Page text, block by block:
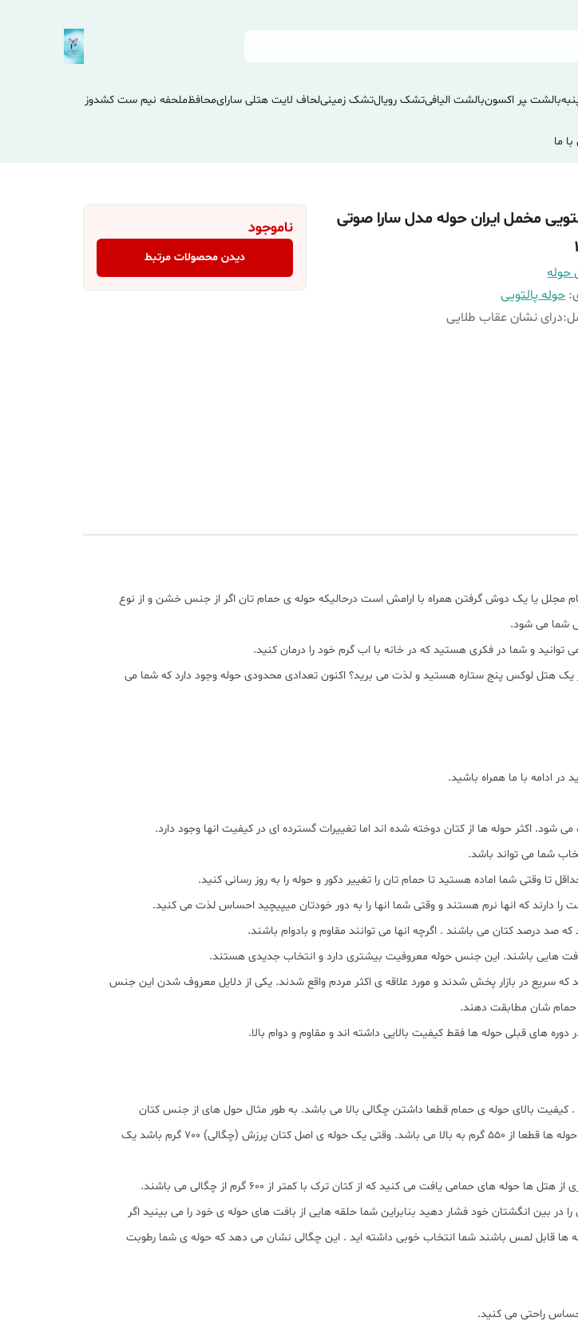
بالشت ‍‍‍پر اکسونبالشت الیافیتشک رویالتشک زمینیلحاف لایت هتلی سارایمحافظملحفه نیم ست کشدوز
ما
مخمل ایران حوله مدل سارا صوتی
حوله
:حوله پالتویی
:درای نشان عقاب طلایی
ناموجود
دیدن محصولات مرتبط
مجلل یا یک دوش گرفتن همراه با ارامش است درحالیکه حوله ی حمام تان اگر از جنس خشن و از نوع
شما می شود.
و شما در فکری هستید که در خانه با اب گرم خود را درمان کنید.
هتل لوکس پنج ستاره هستید و لذت می برید؟ اکنون تعدادی محدودی حوله وجود دارد که شما می
ادامه با ما همراه باشید.
اکثر حوله ها از کتان دوخته شده اند اما تغییرات گسترده ای در کیفیت انها وجود دارد.
شما می تواند باشد.
تا وقتی شما اماده هستید تا حمام تان را تغییر دکور و حوله را به روز رسانی کنید.
دارند که انها نرم هستند و وقتی شما انها را به دور خودتان میپیچید احساس لذت می کنید.
صد درصد کتان می باشند . اگرچه انها می توانند مقاوم و بادوام باشند.
هایی باشند. این جنس حوله معروفیت بیشتری دارد و انتخاب جدیدی هستند.
که سریع در بازار پخش شدند و مورد علاقه ی اکثر مردم واقع شدند. یکی از دلایل معروف شدن این جنس
حمام شان مطابقت دهند.
های قبلی حوله ها فقط کیفیت بالایی داشته اند و مقاوم و دوام بالا.
کیفیت بالای حوله ی حمام قطعا داشتن چگالی بالا می باشد. به طور مثال حول های از جنس کتان
مصری چگالی شان از 250 گرم می باشد.شما می توانید ان را تهیه کنید. بالاترین کیفیت حوله ها قطعا از 550 گرم به بالا می باشد. وقتی یک حوله ی اصل کتان پرزش (چگالی) 700 گرم باشد یک
بین انگشتان خود فشار دهید بنابراین شما حلقه هایی از بافت های حوله ی خود را می بینید اگر
ها قابل لمس باشند شما انتخاب خوبی داشته اید . این چگالی نشان می دهد که حوله ی شما رطوبت
راحتی می کنید.